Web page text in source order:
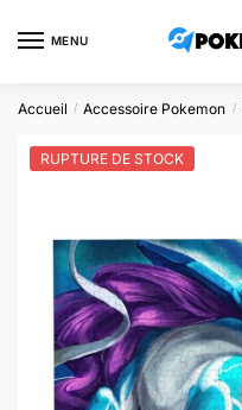
MENU
Accueil / Accessoire Pokemon /
RUPTURE DE STOCK